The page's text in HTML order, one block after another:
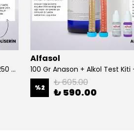
100 Gr Anason + 10 Gr Yaş Üzüm + 250 Gr Gliserin + Alkol Test Kiti
Alfasol
%2 ₺ 605.00
₺ 590.00